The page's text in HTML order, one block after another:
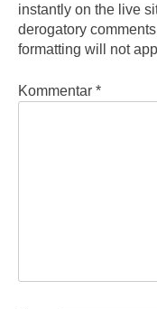
instantly on the live
derogatory
formatting will not
Kommentar *